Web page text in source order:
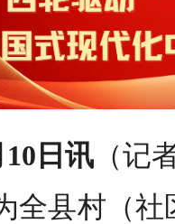
日讯 （记
全县村（